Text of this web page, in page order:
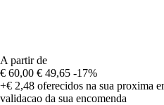
A partir de
€ 60,00 € 49,65 -17%
+€ 2,48 oferecidos na sua proxima
validacao da sua encomenda